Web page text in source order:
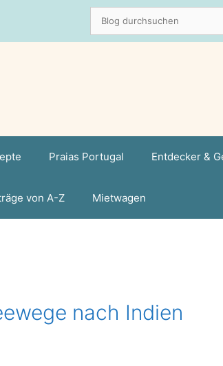
Praias Portugal Entdecker &
von A-Z Mietwagen
nach Indien